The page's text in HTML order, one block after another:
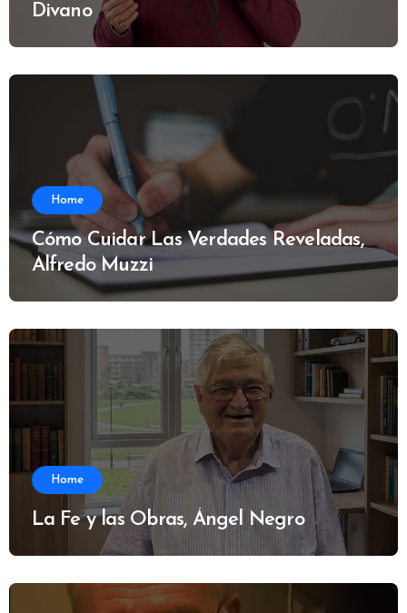
Divano
Home
Cómo Cuidar Las Verdades Reveladas,
Alfredo Muzzi
Home
La Fe y las Obras, Ángel Negro